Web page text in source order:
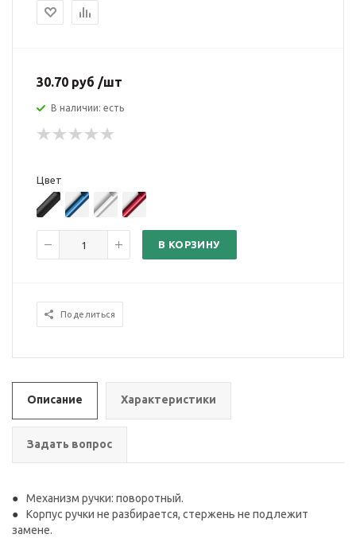
30.70 руб /шт
В наличии: есть
Цвет
В КОРЗИНУ
Поделиться
Описание Характеристики
Задать вопрос
Механизм ручки: поворотный.
Корпус ручки не разбирается, стержень не подлежит
замене.